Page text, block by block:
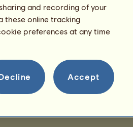
Zonkey VIIkann sich nicht fortpflanzen.
Stammbaum
and recording of your
these online tracking
preferences at any time
Accept